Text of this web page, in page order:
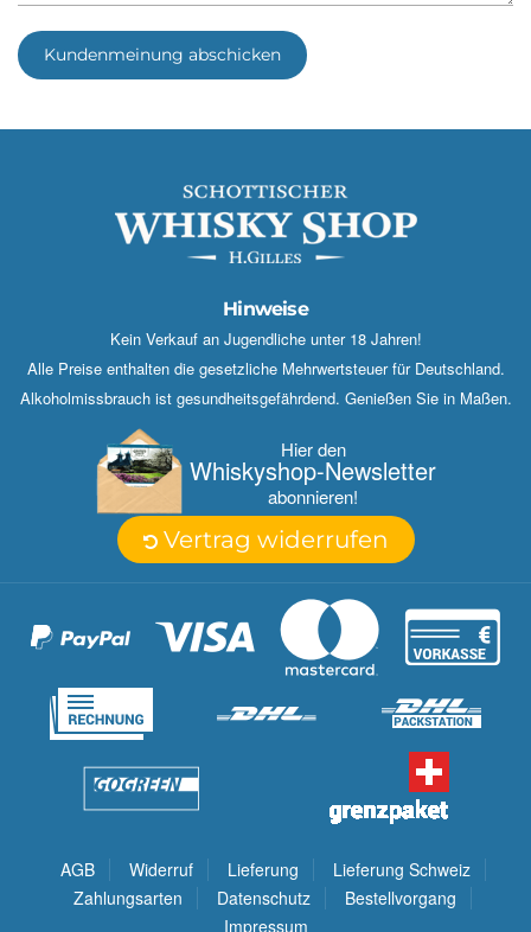
Kundenmeinung abschicken
Hinweise
Kein Verkauf an Jugendliche unter 18 Jahren!
Alle Preise enthalten die gesetzliche Mehrwertsteuer für Deutschland.
Alkoholmissbrauch ist gesundheitsgefährdend. Genießen Sie in Maßen.
Hier den
Whisky­shop-Newsletter
abonnieren!
Vertrag widerrufen
AGB Widerruf Lieferung
Lieferung Schweiz
Zahlungsarten
Datenschutz
Bestellvorgang
Impressum